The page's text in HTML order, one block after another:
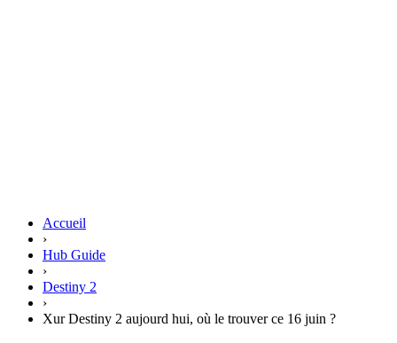
Accueil
›
Hub Guide
›
Destiny 2
›
Xur Destiny 2 aujourd hui, où le trouver ce 16 juin ?